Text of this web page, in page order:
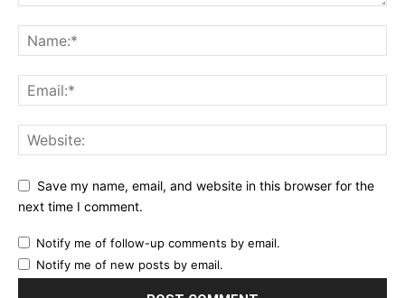
Save my name, email, and website in this browser for the
next time I comment.
Notify me of follow-up comments by email.
Notify me of new posts by email.